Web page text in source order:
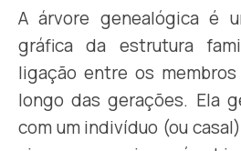
A árvore genealógica é
gráfica da estrutura
ligação entre os
longo das gerações. Ela
com um indivíduo (ou